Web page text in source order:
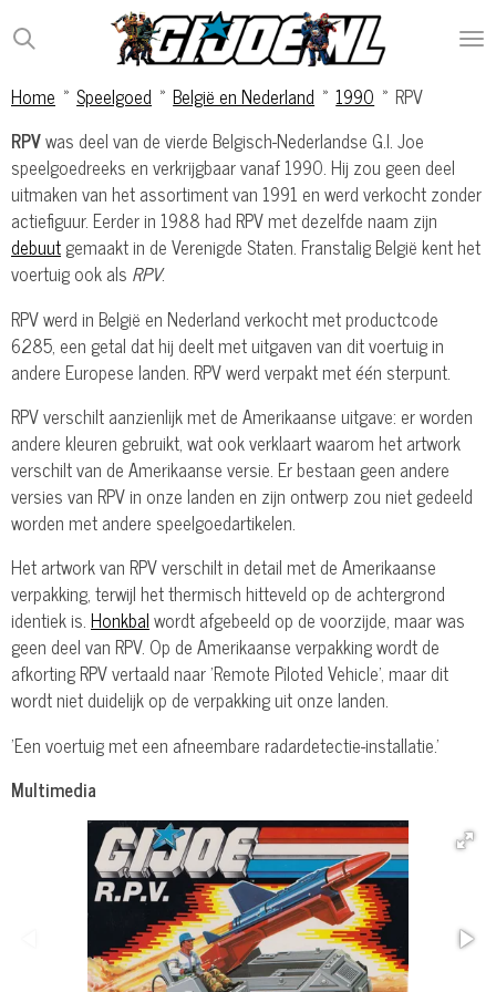
Ga
direct
de
hoofdinhoud
Home » Speelgoed » België en Nederland » 1990 » RPV
RPVwas deel van de vierde Belgisch-Nederlandse G.I. Joe
speelgoedreeks en verkrijgbaar vanaf 1990. Hij zou geen deel
uitmaken van het assortiment van 1991 en werd verkocht zonder
actiefiguur. Eerder in 1988 had RPV met dezelfde naam zijn
debuutgemaakt in de Verenigde Staten. Franstalig België kent het
voertuig ook als RPV.
RPV werd in België en Nederland verkocht met productcode
6285, een getal dat hij deelt met uitgaven van dit voertuig in
andere Europese landen. RPV werd verpakt met één sterpunt.
RPV verschilt aanzienlijk met de Amerikaanse uitgave: er worden
andere kleuren gebruikt, wat ook verklaart waarom het artwork
verschilt van de Amerikaanse versie. Er bestaan geen andere
versies van RPV in onze landen en zijn ontwerp zou niet gedeeld
worden met andere speelgoedartikelen.
Het artwork van RPV verschilt in detail met de Amerikaanse
verpakking, terwijl het thermisch hitteveld op de achtergrond
identiek is.Honkbalwordt afgebeeld op de voorzijde, maar was
geen deel van RPV. Op de Amerikaanse verpakking wordt de
afkorting RPV vertaald naar 'Remote Piloted Vehicle', maar dit
wordt niet duidelijk op de verpakking uit onze landen.
'Een voertuig met een afneembare radardetectie-installatie.'
Multimedia